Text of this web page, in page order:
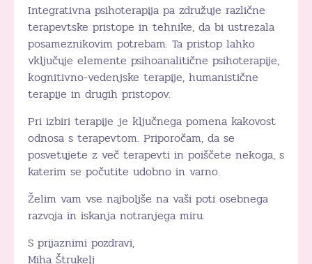
Integrativna psihoterapija pa združuje različne
terapevtske pristope in tehnike, da bi ustrezala
posameznikovim potrebam. Ta pristop lahko
vključuje elemente psihoanalitične psihoterapije,
kognitivno-vedenjske terapije, humanistične
terapije in drugih pristopov.
Pri izbiri terapije je ključnega pomena kakovost
odnosa s terapevtom. Priporočam, da se
posvetujete z več terapevti in poiščete nekoga, s
katerim se počutite udobno in varno.
Želim vam vse najboljše na vaši poti osebnega
razvoja in iskanja notranjega miru.
S prijaznimi pozdravi,
Miha Štrukelj